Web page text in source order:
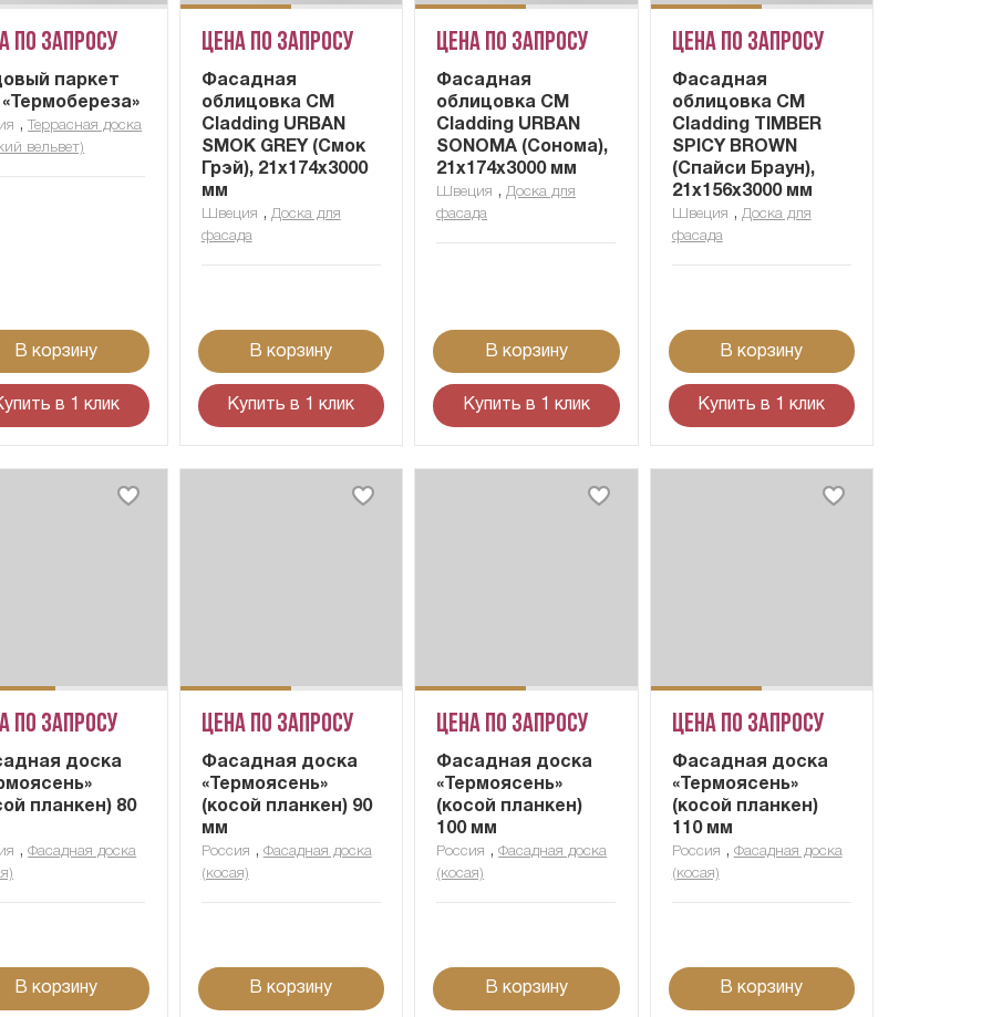
по запросу
паркет
«Термобереза»
, Террасная доска
вельвет)
В корзину
в 1 клик
Цена по запросу
Фасадная
облицовка CM
Cladding URBAN
SMOK GREY (Смок
Грэй), 21x174x3000
мм
Швеция , Доска для
фасада
В корзину
Купить в 1 клик
Цена по запросу
Фасадная
облицовка CM
Cladding URBAN
SONOMA (Сонома),
21x174x3000 мм
Швеция ,Доска для
фасада
В корзину
Купить в 1 клик
Цена по запросу
Фасадная
облицовка CM
Cladding TIMBER
SPICY BROWN
(Спайси Браун),
21x156x3000 мм
Швеция , Доска для
фасада
В корзину
Купить в 1 клик
по запросу
доска
планкен) 80
,Фасадная доска
В корзину
Цена по запросу
Фасадная доска
«Термоясень»
(косой планкен) 90
мм
Россия , Фасадная доска
(косая)
В корзину
Цена по запросу
Фасадная доска
«Термоясень»
(косой планкен)
100 мм
Россия ,Фасадная доска
(косая)
В корзину
Цена по запросу
Фасадная доска
«Термоясень»
(косой планкен)
110 мм
Россия , Фасадная доска
(косая)
В корзину